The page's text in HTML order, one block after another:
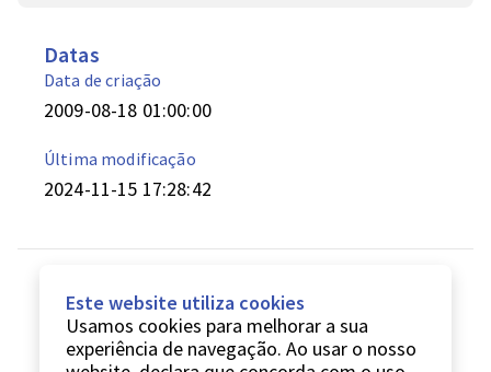
Datas
Data de criação
2009-08-18 01:00:00
Última modificação
2024-11-15 17:28:42
Este website utiliza cookies
Usamos cookies para melhorar a sua
experiência de navegação. Ao usar o nosso